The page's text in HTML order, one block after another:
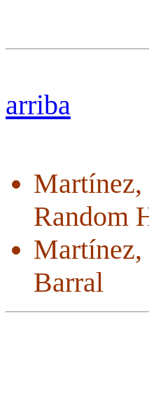
arriba
Random
Barral